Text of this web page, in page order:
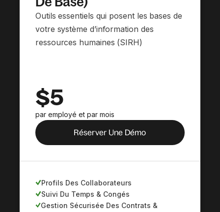
Outils essentiels qui posent les bases de
votre système d’information des
ressources humaines (SIRH)
$5
par employé et par mois
Réserver Une Démo
Profils Des Collaborateurs
Suivi Du Temps & Congés
Gestion Sécurisée Des Contrats &